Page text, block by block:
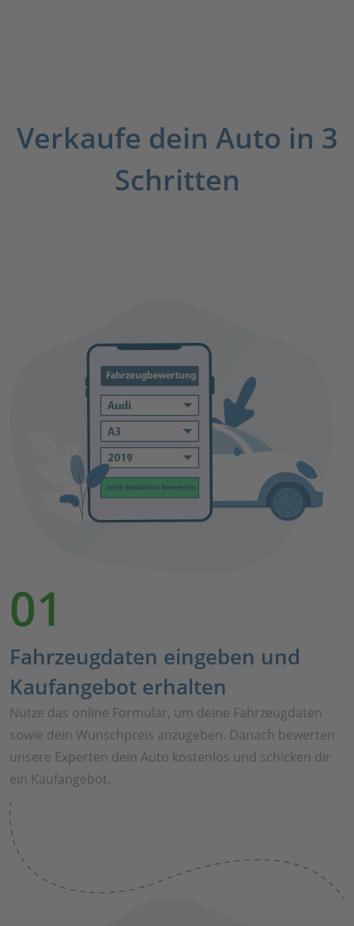
Verkaufe dein Auto in 3
Schritten
01
Fahrzeugdaten eingeben und
Kaufangebot erhalten
Nutze das online Formular, um deine Fahrzeugdaten
sowie dein Wunschpreis anzugeben. Danach bewerten
unsere Experten dein Auto kostenlos und schicken dir
ein Kaufangebot.